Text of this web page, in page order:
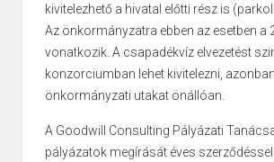
kivitelezhető a hivatal előtti rész is
Az önkormányzatra ebben az esetben a
vonatkozik. A csapadékvíz elvezetést
konzorciumban lehet kivitelezni,
önkormányzati utakat önállóan.
A Goodwill Consulting Pályázati
pályázatok megírását éves